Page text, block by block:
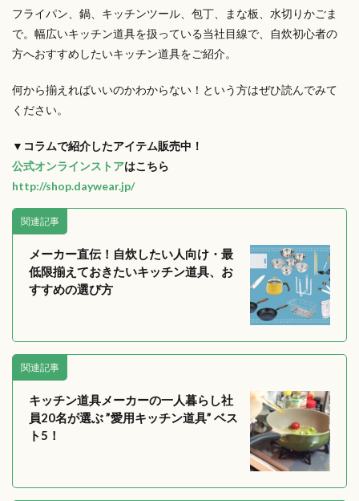
フライパン、鍋、キッチンツール、包丁、まな板、水切りかごま
で。幅広いキッチン道具を扱っている当社目線で、自炊初心者の
方へおすすめしたいキッチン道具をご紹介。
何から揃えればいいのかわからない！という方はぜひ読んでみて
ください。
▼コラムで紹介したアイテム販売中！
公式オンラインストアはこちら
http://shop.daywear.jp/
関連記事
メーカー直伝！自炊したい人向け・最
低限揃えておきたいキッチン道具、お
すすめの選び方
関連記事
キッチン道具メーカーの一人暮らし社
員20名が選ぶ ”愛用キッチン道具” ベス
ト5！